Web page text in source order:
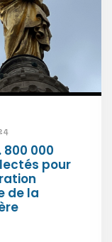
800 000
pour
de la